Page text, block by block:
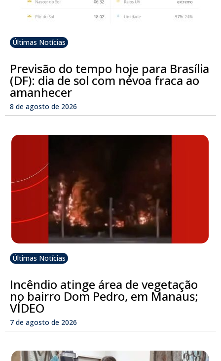
Últimas Notícias
Previsão do tempo hoje para Brasília
(DF): dia de sol com névoa fraca ao
amanhecer
8 de agosto de 2026
Últimas Notícias
Incêndio atinge área de vegetação
no bairro Dom Pedro, em Manaus;
VÍDEO
7 de agosto de 2026